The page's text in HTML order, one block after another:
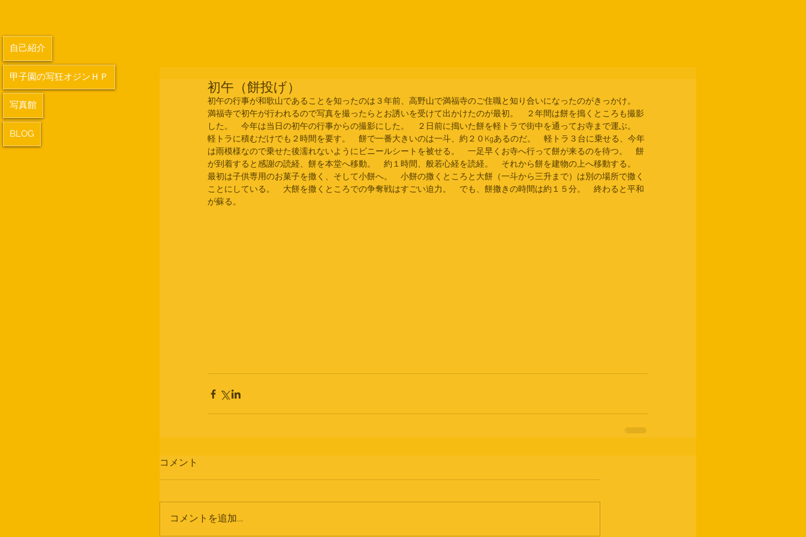
初午（餅投げ）
初午の行事が和歌山であることを知ったのは３年前、高野山で満福寺のご住職と知り合いになったのがきっかけ。
満福寺で初午が行われるので写真を撮ったらとお誘いを受けて出かけたのが最初。　２年間は餅を搗くところも撮影
した。　今年は当日の初午の行事からの撮影にした。　２日前に搗いた餅を軽トラで街中を通ってお寺まで運ぶ。
軽トラに積むだけでも２時間を要す。　餅で一番大きいのは一斗、約２０Kgあるのだ。　軽トラ３台に乗せる、今年
は雨模様なので乗せた後濡れないようにビニールシートを被せる。　一足早くお寺へ行って餅が来るのを待つ。　餅
が到着すると感謝の読経、餅を本堂へ移動。　約１時間、般若心経を読経。　それから餅を建物の上へ移動する。
最初は子供専用のお菓子を撒く、そして小餅へ。　小餅の撒くところと大餅（一斗から三升まで）は別の場所で撒く
ことにしている。　大餅を撒くところでの争奪戦はすごい迫力。　でも、餅撒きの時間は約１５分。　終わると平和
が蘇る。
コメント
コメントを追加…
自己紹介
甲子園の写狂オジンＨＰ
写真館
BLOG